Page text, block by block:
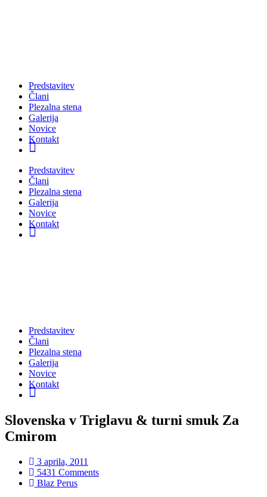
Predstavitev
Člani
Plezalna stena
Galerija
Novice
Kontakt
Predstavitev
Člani
Plezalna stena
Galerija
Novice
Kontakt
Predstavitev
Člani
Plezalna stena
Galerija
Novice
Kontakt
Slovenska v Triglavu & turni smuk Za
Cmirom
3 aprila, 2011
5431 Comments
Blaz Perus